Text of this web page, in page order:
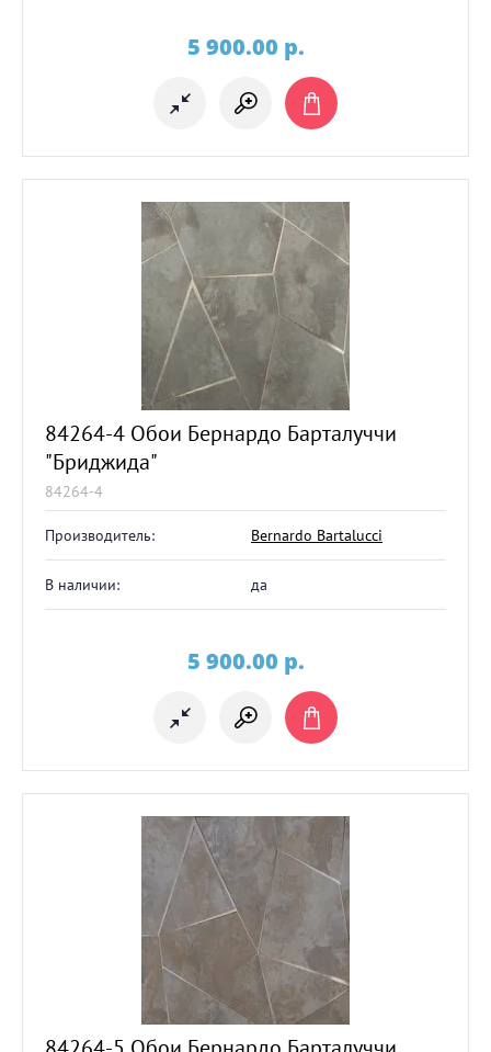
5 900.00 p.
84264-4 Обои Бернардо Барталуччи
"Бриджида"
84264-4
Производитель: Bernardo Bartalucci
В наличии: да
5 900.00 p.